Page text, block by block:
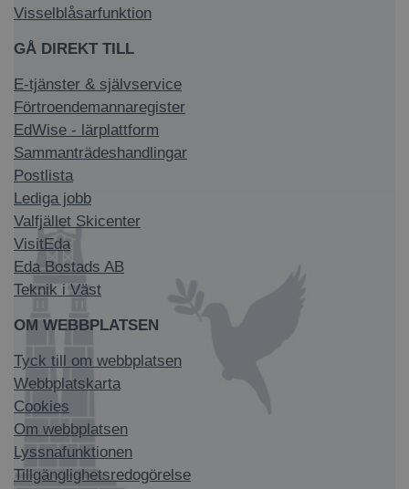
Visselblåsarfunktion
GÅ DIREKT TILL
E-tjänster & självservice
Förtroendemannaregister
EdWise - lärplattform
Sammanträdeshandlingar
Postlista
Lediga jobb
Valfjället Skicenter
VisitEda
Eda Bostads AB
Teknik i Väst
OM WEBBPLATSEN
Tyck till om webbplatsen
Webbplatskarta
Cookies
Om webbplatsen
Lyssnafunktionen
Tillgänglighetsredogörelse